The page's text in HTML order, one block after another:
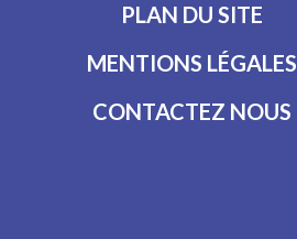
PLAN DU SITE
MENTIONS LÉGALES
CONTACTEZ NOUS